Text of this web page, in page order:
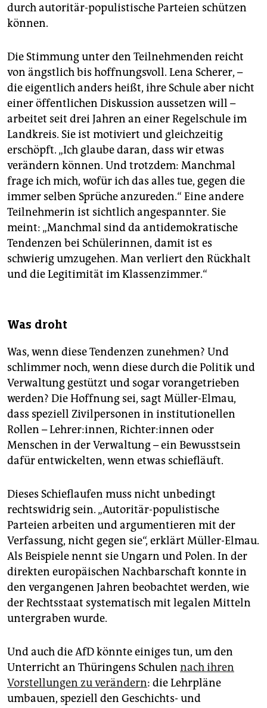
durch autoritär-populistische Parteien schützen
können.
Die Stimmung unter den Teilnehmenden reicht
von ängstlich bis hoffnungsvoll. Lena Scherer, –
die eigentlich anders heißt, ihre Schule aber nicht
einer öffentlichen Diskussion aussetzen will –
arbeitet seit drei Jahren an einer Regelschule im
Landkreis. Sie ist motiviert und gleichzeitig
erschöpft. „Ich glaube daran, dass wir etwas
verändern können. Und trotzdem: Manchmal
frage ich mich, wofür ich das alles tue, gegen die
immer selben Sprüche anzureden.“ Eine andere
Teilnehmerin ist sichtlich angespannter. Sie
meint: „Manchmal sind da antidemokratische
Tendenzen bei Schülerinnen, damit ist es
schwierig umzugehen. Man verliert den Rückhalt
und die Legitimität im Klassenzimmer.“
Was droht
Was, wenn diese Tendenzen zunehmen? Und
schlimmer noch, wenn diese durch die Politik und
Verwaltung gestützt und sogar vorangetrieben
werden? Die Hoffnung sei, sagt Müller-Elmau,
dass speziell Zivilpersonen in institutionellen
Rollen – Lehrer:innen, Rich­te­r:in­nen oder
Menschen in der Verwaltung – ein Bewusstsein
dafür entwickelten, wenn etwas schiefläuft.
Dieses Schieflaufen muss nicht unbedingt
rechtswidrig sein. „Autoritär-populistische
Parteien arbeiten und argumentieren mit der
Verfassung, nicht gegen sie“, erklärt Müller-Elmau.
Als Beispiele nennt sie Ungarn und Polen. In der
direkten europäischen Nachbarschaft konnte in
den vergangenen Jahren beobachtet werden, wie
der Rechtsstaat systematisch mit legalen Mitteln
untergraben wurde.
Und auch die AfD könnte einiges tun, um den
Unterricht an Thüringens Schulen nach ihren
Vorstellungen zu verändern: die Lehrpläne
umbauen, speziell den Geschichts- und